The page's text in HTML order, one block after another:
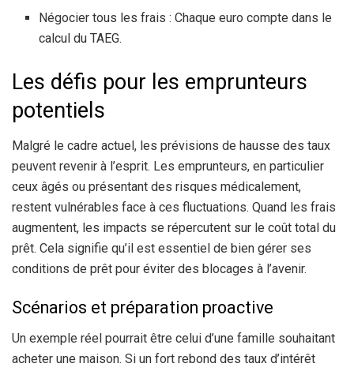
Négocier tous les frais : Chaque euro compte dans le
calcul du TAEG.
Les défis pour les emprunteurs
potentiels
Malgré le cadre actuel, les prévisions de hausse des taux
peuvent revenir à l’esprit. Les emprunteurs, en particulier
ceux âgés ou présentant des risques médicalement,
restent vulnérables face à ces fluctuations. Quand les frais
augmentent, les impacts se répercutent sur le coût total du
prêt. Cela signifie qu’il est essentiel de bien gérer ses
conditions de prêt pour éviter des blocages à l’avenir.
Scénarios et préparation proactive
Un exemple réel pourrait être celui d’une famille souhaitant
acheter une maison. Si un fort rebond des taux d’intérêt